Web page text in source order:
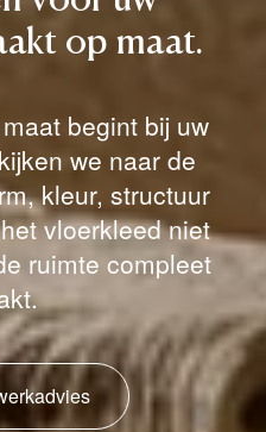
op maat.
begint bij uw
we naar de
kleur, structuur
vloerkleed niet
ruimte compleet